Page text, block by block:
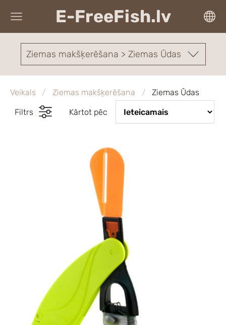
E-FreeFish.lv
Ziemas makšķerēšana > Ziemas Ūdas
Veikals Ziemas makšķerēšana Ziemas Ūdas
Filtrs Kārtot pēc